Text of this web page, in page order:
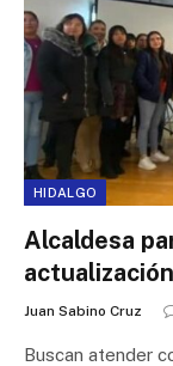
HIDALGO
Alcaldesa
actualización
Juan Sabino Cruz
Buscan atender